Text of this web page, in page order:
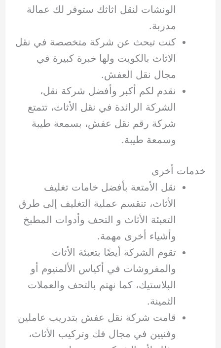
الونشات لنقل اثاثك ستوفر لك عمالة
مدربة.
كنت تبحث عن شركة متخصصة في نقل
الاثاث بالكويت ولها خبرة كبيرة في
مجال نقل العفش.
نقدم لكم أكبر وأفضل شركة نقل،
الشركة الرائدة في نقل الأثاث، تتمتع
شركة رقم نقل عفش، بسمعة طيبة
وسمعة طيبة.
خدمات أخرى
نقل الأمتعة بأفضل خامات تغليف
الأثاث، تنقسم عملية التغليف إلى طرق
التعبئة الأثاث و التحف وأدوات المطبخ
وأشياء أخرى مهمة.
تقوم الشركة أيضًا بتعبئة الأثاث
والمفروشات في أكياس الألمنيوم أو
البلاستيك، كما نهتم بالتحف والعملات
الثمينة.
قامت شركة نقل عفش بتدريب عاملين
وفنيين في مجال فك وتركيب الأثاث،